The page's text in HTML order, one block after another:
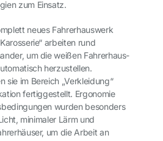
zum Einsatz.
neues Fahrerhauswerk
arbeiten rund
um die weißen Fahrerhaus-
herzustellen.
sie im Bereich „Verkleidung“
fertiggestellt. Ergonomie
wurden besonders
minimaler Lärm und
um die Arbeit an